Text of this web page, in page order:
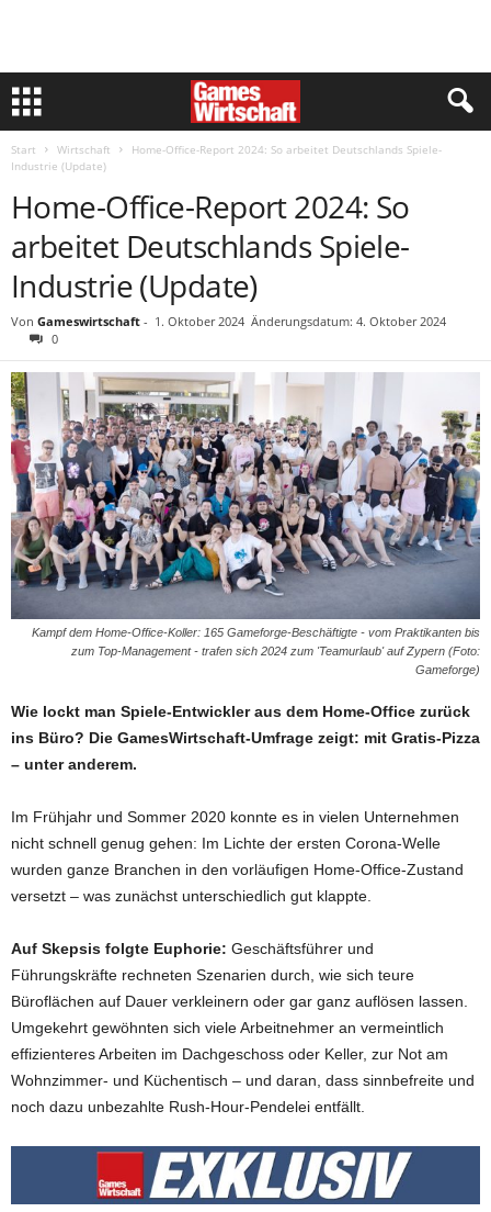
Start Wirtschaft
Home-Office-Report 2024: So arbeitet Deutschlands Spiele-
Industrie (Update)
Home-Office-Report 2024: So
arbeitet Deutschlands Spiele-
Industrie (Update)
Von Gameswirtschaft - 1. Oktober 2024 Änderungsdatum: 4. Oktober 2024
0
Kampf dem Home-Office-Koller: 165 Gameforge-Beschäftigte - vom Praktikanten bis
zum Top-Management - trafen sich 2024 zum 'Teamurlaub' auf Zypern (Foto:
Gameforge)
Wie lockt man Spiele-Entwickler aus dem Home-Office zurück
ins Büro? Die GamesWirtschaft-Umfrage zeigt: mit Gratis-Pizza
– unter anderem.
Im Frühjahr und Sommer 2020 konnte es in vielen Unternehmen
nicht schnell genug gehen: Im Lichte der ersten Corona-Welle
wurden ganze Branchen in den vorläufigen Home-Office-Zustand
versetzt – was zunächst unterschiedlich gut klappte.
Auf Skepsis folgte Euphorie: Geschäftsführer und
Führungskräfte rechneten Szenarien durch, wie sich teure
Büroflächen auf Dauer verkleinern oder gar ganz auflösen lassen.
Umgekehrt gewöhnten sich viele Arbeitnehmer an vermeintlich
effizienteres Arbeiten im Dachgeschoss oder Keller, zur Not am
Wohnzimmer- und Küchentisch – und daran, dass sinnbefreite und
noch dazu unbezahlte Rush-Hour-Pendelei entfällt.